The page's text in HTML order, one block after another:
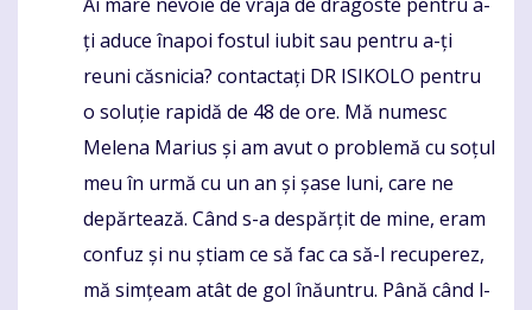
Komentaras
ți aduce înapoi fostul iubit sau pentru a-ți
reuni căsnicia? contactați DR ISIKOLO pentru
o soluție rapidă de 48 de ore. Mă numesc
Melena Marius și am avut o problemă cu soțul
meu în urmă cu un an și șase luni, care ne
depărtează. Când s-a despărțit de mine, eram
confuz și nu știam ce să fac ca să-l recuperez,
mă simțeam atât de gol înăuntru. Până când l-